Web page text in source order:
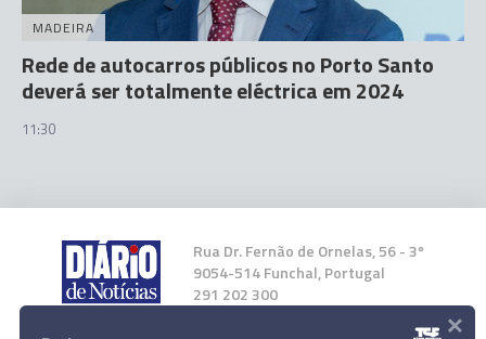
MADEIRA
Rede de autocarros públicos no Porto Santo
deverá ser totalmente eléctrica em 2024
11:30
Rua Dr. Fernão de Ornelas, 56 - 3º
9054-514 Funchal, Portugal
291 202 300
×